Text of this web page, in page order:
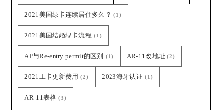
2021美国绿卡连续居住多久？ (1)
2021美国结婚绿卡流程 (1)
AP与Re-entry permit的区别 (1) AR-11改地址 (2)
2021工卡更新费用 (2) 2023海牙认证 (1)
AR-11表格 (3)